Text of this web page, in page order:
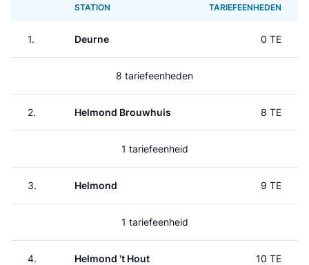
STATION TARIEFEENHEDEN
1. Deurne 0 TE
8 tariefeenheden
2. Helmond Brouwhuis 8 TE
1 tariefeenheid
3. Helmond 9 TE
1 tariefeenheid
4. Helmond 't Hout 10 TE